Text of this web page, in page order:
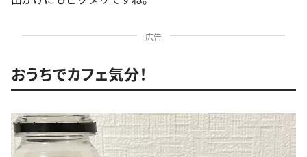
広告
おうちでカフェ気分！